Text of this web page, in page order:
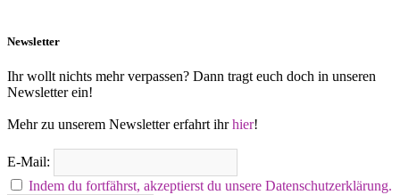
Newsletter
Ihr wollt nichts mehr verpassen? Dann tragt euch doch in unseren
Newsletter ein!
Mehr zu unserem Newsletter erfahrt ihrhier!
E-Mail:
Indem du fortfährst, akzeptierst du unsere Datenschutzerklärung.